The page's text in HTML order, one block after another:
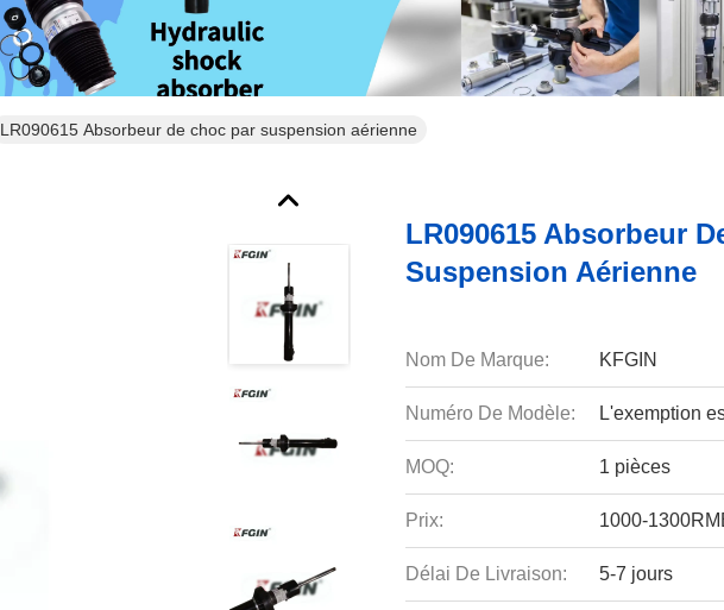
LR090615 Absorbeur de choc par suspension aérienne
LR090615 Absorbeur
Suspension Aérienne
Nom De Marque: KFGIN
Numéro De Modèle: L'exemption
MOQ: 1 pièces
Prix: 1000-
Délai De Livraison: 5-7 jours